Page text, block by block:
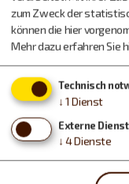
zum Zweck der
können die hier
Mehr dazu erfahren Sie
Technisch
↓ 1 Dienst
Externe
↓ 4Dienste